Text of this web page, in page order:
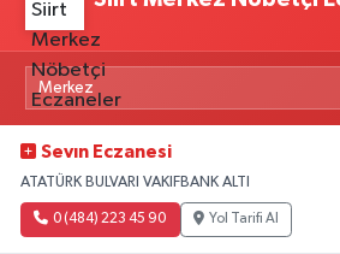
Sevın Eczanesi
ATATÜRK BULVARI VAKIFBANK ALTI
0 (484) 223 45 90 Yol Tarifi Al